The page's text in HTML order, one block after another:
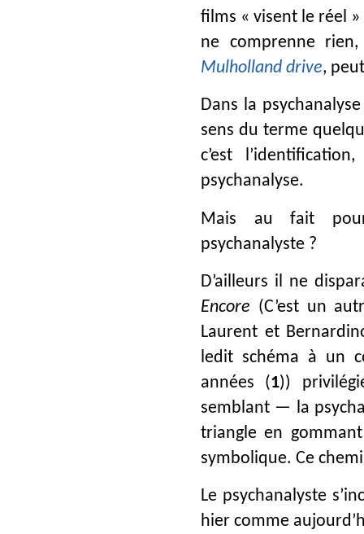
films « visent le réel
ne comprenne
Mulholland drive,
Dans la
sens du terme
c’est
psychanalyse.
Mais au fait
psychanalyste ?
D’ailleurs il ne
Encore (C’est un
Laurent et
ledit schéma à un
années (1))
semblant ­— la
triangle en
symbolique. Ce
Le psychanalyste
hier comme